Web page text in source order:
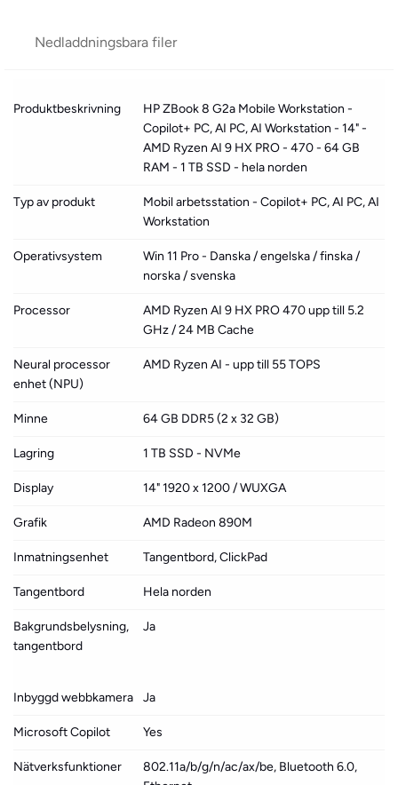
Nedladdningsbara filer
Produktbeskrivning
HP ZBook 8 G2a Mobile Workstation -
Copilot+ PC, AI PC, AI Workstation - 14" -
AMD Ryzen AI 9 HX PRO - 470 - 64 GB
RAM - 1 TB SSD - hela norden
Typ av produkt
Mobil arbetsstation - Copilot+ PC, AI PC, AI
Workstation
Operativsystem
Win 11 Pro - Danska / engelska / finska /
norska / svenska
Processor
AMD Ryzen AI 9 HX PRO 470 upp till 5.2
GHz / 24 MB Cache
Neural processor
enhet (NPU)
AMD Ryzen AI - upp till 55 TOPS
Minne 64 GB DDR5 (2 x 32 GB)
Lagring 1 TB SSD - NVMe
Display 14" 1920 x 1200 / WUXGA
Grafik AMD Radeon 890M
Inmatningsenhet Tangentbord, ClickPad
Tangentbord Hela norden
Bakgrundsbelysning,
tangentbord
Ja
Inbyggd webbkamera Ja
Microsoft Copilot Yes
Nätverksfunktioner
802.11a/b/g/n/ac/ax/be, Bluetooth 6.0,